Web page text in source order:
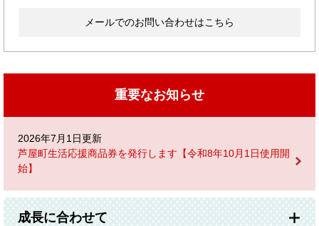
メールでのお問い合わせはこちら
重要なお知らせ
2026年7月1日更新
芦屋町生活応援商品券を発行します【令和8年10月1日使用開
始】
成長に合わせて